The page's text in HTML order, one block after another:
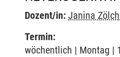
Dozent/in: Janina Zölch
Termin:
wöchentlich | Montag |